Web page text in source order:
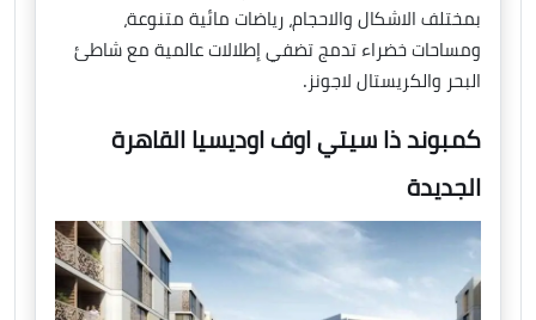
بمختلف الاشكال والاحجام، رياضات مائية متنوعة،
ومساحات خضراء تدمج تضفي إطلالات عالمية مع شاطئ
البحر والكريستال لاجونز.
كمبوند ذا سيتي اوف اوديسيا القاهرة
الجديدة